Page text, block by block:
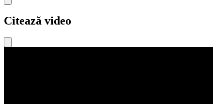
Citează video